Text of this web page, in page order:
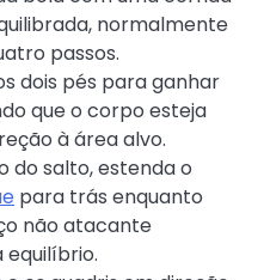
normalmente
passos.
dois pés para ganhar
que o corpo esteja
à área alvo.
do salto, estenda o
para trás enquanto
não atacante